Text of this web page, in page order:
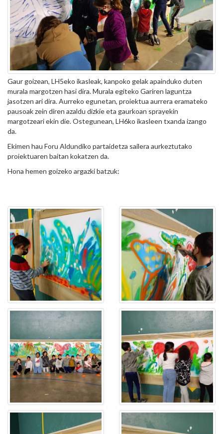
Gaur goizean, LH5eko ikasleak, kanpoko gelak apainduko duten
murala margotzen hasi dira. Murala egiteko Gariren laguntza
jasotzen ari dira. Aurreko egunetan, proiektua aurrera eramateko
pausoak zein diren azaldu dizkie eta gaurkoan sprayekin
margotzeari ekin die. Ostegunean, LH6ko ikasleen txanda izango
da.
Ekimen hau Foru Aldundiko partaidetza sailera aurkeztutako
proiektuaren baitan kokatzen da.
Hona hemen goizeko argazki batzuk: